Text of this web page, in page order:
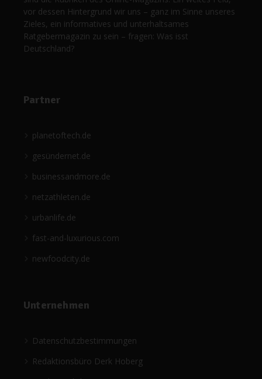
vor dessen Hintergrund wir uns – ganz im Sinne unseres
Zieles, ein informatives und unterhaltsames
Ratgebermagazin zu sein – fragen: Was isst
Deutschland?
Partner
planetoftech.de
gesündernet.de
businessandmore.de
netzathleten.de
urbanlife.de
fast-and-luxurious.com
newfoodcity.de
Unternehmen
Datenschutzbestimmungen
Redaktionsbüro Derk Hoberg